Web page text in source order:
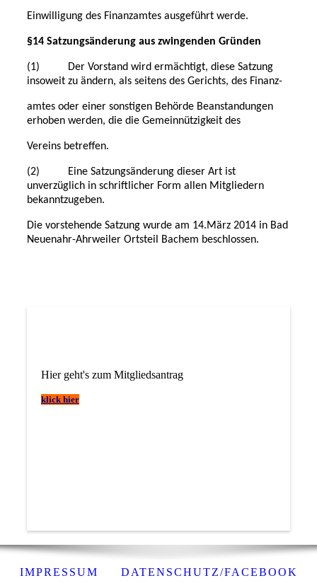
Einwilligung des Finanzamtes ausgeführt werde.
§14 Satzungsänderung aus zwingenden Gründen
(1) Der Vorstand wird ermächtigt, diese Satzung
insoweit zu ändern, als seitens des Gerichts, des Finanz-
amtes oder einer sonstigen Behörde Beanstandungen
erhoben werden, die die Gemeinnützigkeit des
Vereins betreffen.
(2) Eine Satzungsänderung dieser Art ist
unverzüglich in schriftlicher Form allen Mitgliedern
bekanntzugeben.
Die vorstehende Satzung wurde am 14.März 2014 in Bad
Neuenahr-Ahrweiler Ortsteil Bachem beschlossen.
Hier geht's zum Mitgliedsantrag
klick hier
IMPRESSUM DATENSCHUTZ/FACEBOOK